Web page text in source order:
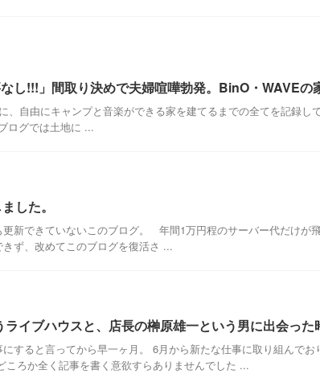
なし!!!」間取り決めで夫婦喧嘩勃発。BinO・WAVEの
、自由にキャンプと音楽ができる家を建てるまでの全てを記録し
ログでは土地に ...
した。
新できていないこのブログ。 年間1万円程のサーバー代だけが
ず、改めてこのブログを復活さ ...
イブハウスと、店長の榊原雄一という男に出会った
すると言ってから早一ヶ月。 6月から新たな仕事に取り組んで
ころか全く記事を書く意欲すらありませんでした ...